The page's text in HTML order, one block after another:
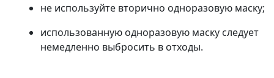
не используйте вторично одноразовую маску;
использованную одноразовую маску следует
немедленно выбросить в отходы.